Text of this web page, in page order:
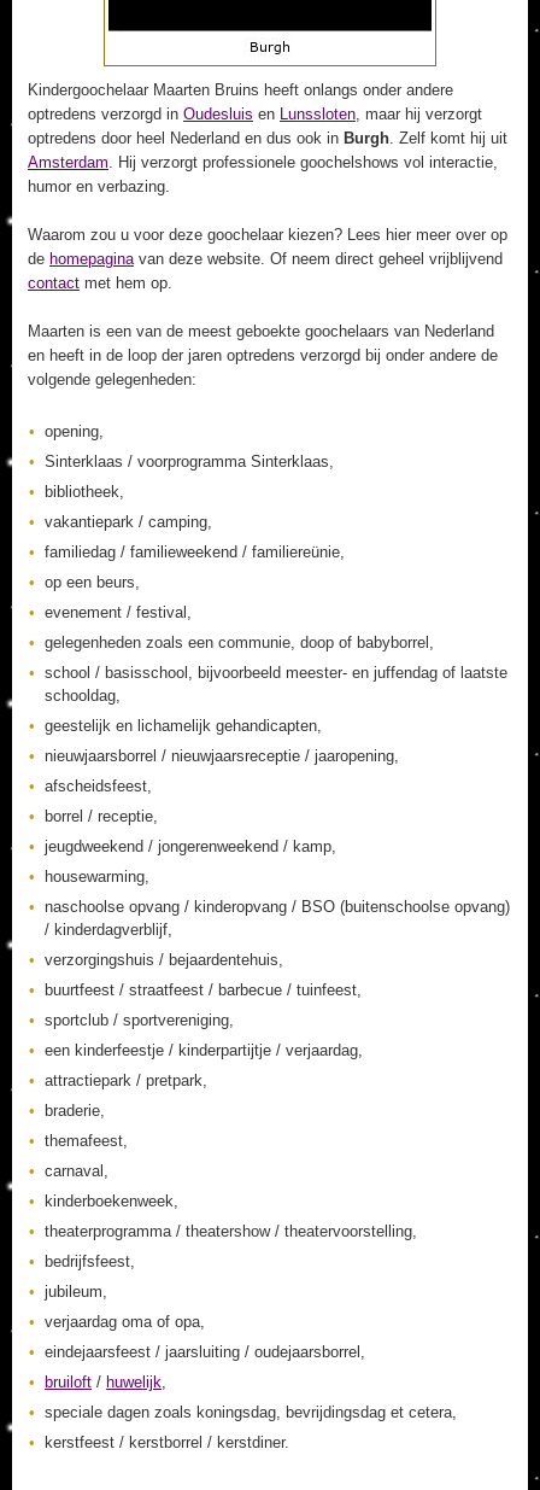
Kindergoochelaar Maarten Bruins heeft onlangs onder andere
optredens verzorgd in Oudesluis en Lunssloten, maar hij verzorgt
optredens door heel Nederland en dus ook in Burgh. Zelf komt hij uit
Amsterdam. Hij verzorgt professionele goochelshows vol interactie,
humor en verbazing.
Waarom zou u voor deze goochelaar kiezen? Lees hier meer over op
de homepaginavan deze website. Of neem direct geheel vrijblijvend
contact met hem op.
Maarten is een van de meest geboekte goochelaars van Nederland
en heeft in de loop der jaren optredens verzorgd bij onder andere de
volgende gelegenheden:
opening,
Sinterklaas / voorprogramma Sinterklaas,
bibliotheek,
vakantiepark / camping,
familiedag / familieweekend / familiereünie,
op een beurs,
evenement / festival,
gelegenheden zoals een communie, doop of babyborrel,
school / basisschool, bijvoorbeeld meester- en juffendag of laatste
schooldag,
geestelijk en lichamelijk gehandicapten,
nieuwjaarsborrel / nieuwjaarsreceptie / jaaropening,
afscheidsfeest,
borrel / receptie,
jeugdweekend / jongerenweekend / kamp,
housewarming,
naschoolse opvang / kinderopvang / BSO (buitenschoolse opvang)
/ kinderdagverblijf,
verzorgingshuis / bejaardentehuis,
buurtfeest / straatfeest / barbecue / tuinfeest,
sportclub / sportvereniging,
een kinderfeestje / kinderpartijtje / verjaardag,
attractiepark / pretpark,
braderie,
themafeest,
carnaval,
kinderboekenweek,
theaterprogramma / theatershow / theatervoorstelling,
bedrijfsfeest,
jubileum,
verjaardag oma of opa,
eindejaarsfeest / jaarsluiting / oudejaarsborrel,
bruiloft / huwelijk,
speciale dagen zoals koningsdag, bevrijdingsdag et cetera,
kerstfeest / kerstborrel / kerstdiner.